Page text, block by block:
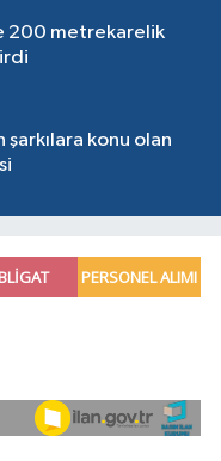
200 metrekarelik
şarkılara konu olan